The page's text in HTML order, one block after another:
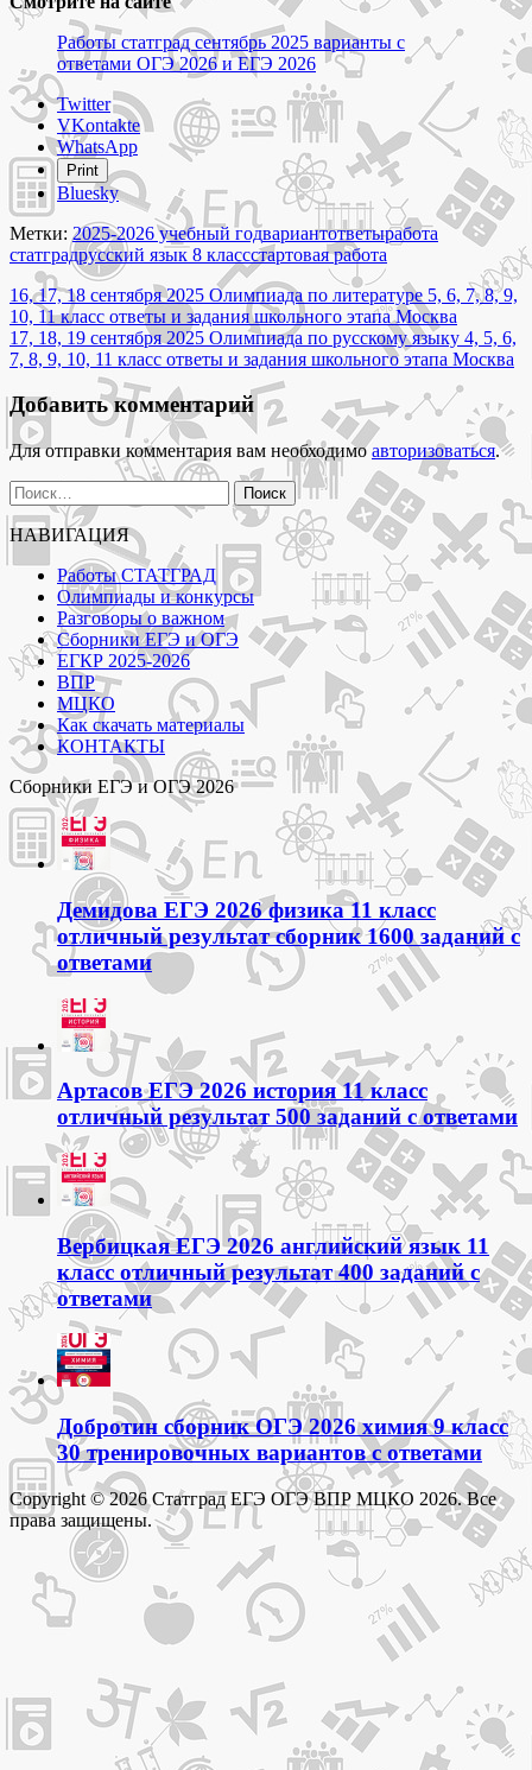
Работы статград сентябрь 2025 варианты с
ответами ОГЭ 2026 и ЕГЭ 2026
Share
the
post
"17
сентября
2025
Русский
язык
класс
статград
варианты
РЯ2580101
ответы
и
задания"
Twitter
VKontakte
WhatsApp
Print
Bluesky
Метки: 2025-2026 учебный годвариантответыработа
статградрусский язык 8 классстартовая работа
Навигация
по
записям
16, 17, 18 сентября 2025 Олимпиада по литературе 5, 6, 7, 8, 9,
10, 11 класс ответы и задания школьного этапа Москва
17, 18, 19 сентября 2025 Олимпиада по русскому языку 4, 5, 6,
7, 8, 9, 10, 11 класс ответы и задания школьного этапа Москва
Добавить комментарий
Для отправки комментария вам необходимоавторизоваться.
Найти:
НАВИГАЦИЯ
Работы СТАТГРАД
Олимпиады и конкурсы
Разговоры о важном
Сборники ЕГЭ и ОГЭ
ЕГКР 2025-2026
ВПР
МЦКО
Как скачать материалы
КОНТАКТЫ
Сборники ЕГЭ и ОГЭ 2026
Демидова ЕГЭ 2026 физика 11 класс
отличный результат сборник 1600 заданий с
ответами
Артасов ЕГЭ 2026 история 11 класс
отличный результат 500 заданий с ответами
Вербицкая ЕГЭ 2026 английский язык 11
класс отличный результат 400 заданий с
ответами
Добротин сборник ОГЭ 2026 химия 9 класс
30 тренировочных вариантов с ответами
Copyright © 2026 Статград ЕГЭ ОГЭ ВПР МЦКО 2026. Все
права защищены.